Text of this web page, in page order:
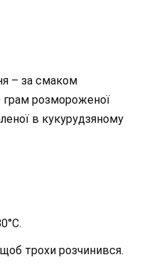
– за смаком
грам розмороженої
в кукурудзяному
трохи розчинився.